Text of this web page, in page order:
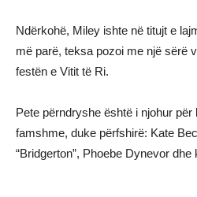
Ndërkohë, Miley ishte në titujt e
më parë, teksa pozoi me një sërë
festën e Vitit të Ri.
Pete përndryshe është i njohur
famshme, duke përfshirë: Kate
“Bridgerton”, Phoebe Dynevor